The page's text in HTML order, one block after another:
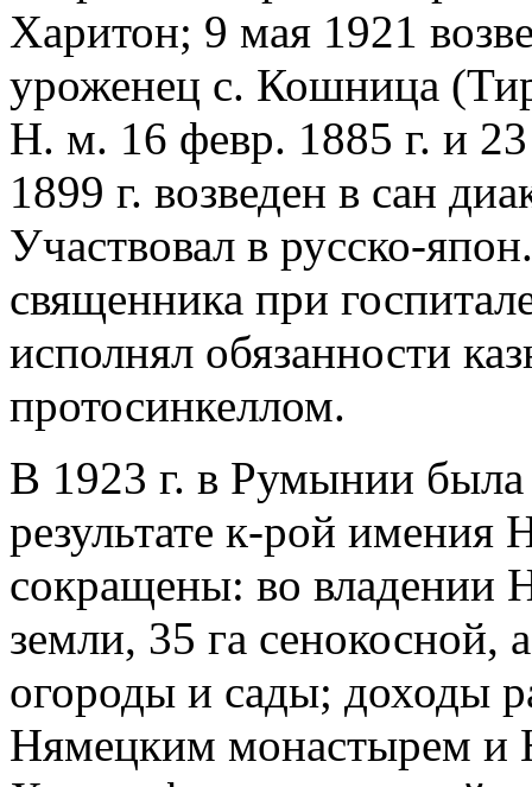
Харитон; 9 мая 1921
уроженец с. Кошница
Н. м. 16 февр. 1885 г. и 23
1899 г. возведен в сан
Участвовал в русско-
священника при
исполнял обязанности
протосинкеллом.
В 1923 г. в Румынии была
результате к-рой
сокращены: во владении
земли, 35 га сенокосной,
огороды и сады; доходы
Нямецким монастырем и